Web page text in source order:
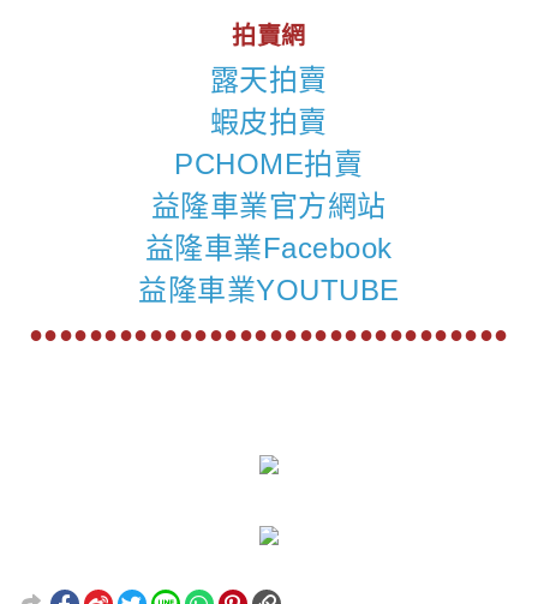
拍賣網
露天拍賣
蝦皮拍賣
PCHOME拍賣
益隆車業官方網站
益隆車業Facebook
益隆車業YOUTUBE
●●●●●●●●●●●●●●●●●●●●●●●●●●●●●●●●